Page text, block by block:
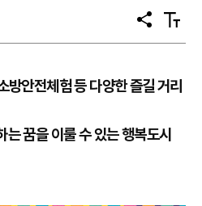
공
유
텍
스
기
방안전체험 등 다양한 즐길 거리
꿈을 이룰 수 있는 행복도시